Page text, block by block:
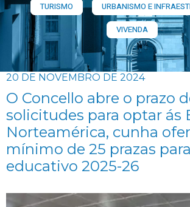
TURISMO
URBANISMO E
VIVENDA
20 DE NOVEMBRO DE 2024
O Concello abre o prazo
solicitudes para optar ás
Norteamérica, cunha
mínimo de 25 prazas
educativo 2025-26